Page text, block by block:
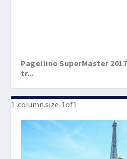
Pagellino SuperMaster
tr...